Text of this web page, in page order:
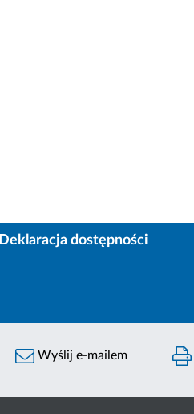
Deklaracja dostępności
Wyślij e-mailem